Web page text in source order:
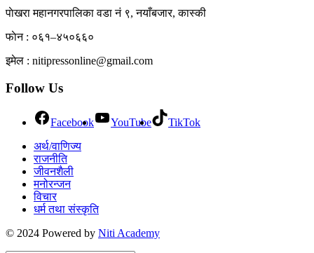
पाेखरा महानगरपालिका वडा नं ९, नयाँबजार, कास्की
फाेन : ०६१–४५०६६०
इमेल : nitipressonline@gmail.com
Follow Us
Facebook YouTube
TikTok
अर्थ/वाणिज्य
राजनीति
जीवनशैली
मनोरन्जन
विचार
धर्म तथा संस्कृति
© 2024 Powered by Niti Academy